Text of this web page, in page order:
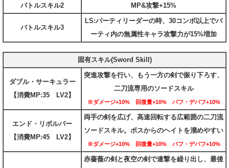
バトルスキル2
MP&攻撃+15%
バトルスキル3
LS:パーティリーダーの時、30コンボ以上でパ
ーティ内の無属性キャラ攻撃力が15%増加
固有スキル(Sword Skill)
ダブル・サーキュラー
【消費MP:35 LV2】
突進攻撃を行い、もう一方の剣で振り下ろす、
二刀流専用のソードスキル
※ダメージ+10% 回復量+10% バフ・デバフ+10%
エンド・リボルバー
【消費MP:45 LV2】
両手の剣を広げ、高速回転する広範囲の二刀流
ソードスキル。ボスからのヘイトを溜めやすい
※ダメージ+10% 回復量+10% バフ・デバフ+10%
赤薔薇の剣と夜空の剣で連撃を繰り出し、最後